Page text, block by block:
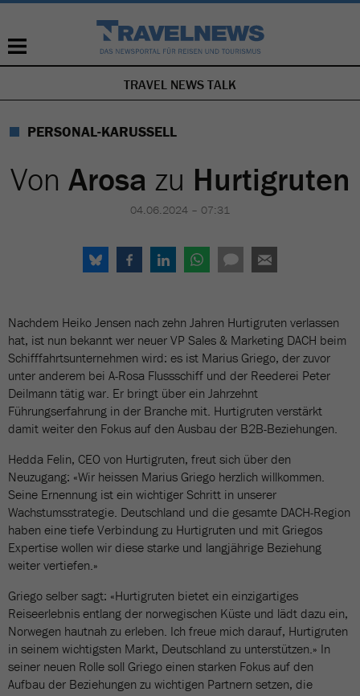
NAVIGATION
ÜBERSPRINGEN
TRAVEL NEWS TALK
PERSONAL-KARUSSELL
Von Arosa zu Hurtigruten
04.06.2024 – 07:31
Nachdem Heiko Jensen nach zehn Jahren Hurtigruten verlassen
hat, ist nun bekannt wer neuer VP Sales & Marketing DACH beim
Schifffahrtsunternehmen wird: es ist Marius Griego, der zuvor
unter anderem bei A-Rosa Flussschiff und der Reederei Peter
Deilmann tätig war. Er bringt über ein Jahrzehnt
Führungserfahrung in der Branche mit. Hurtigruten verstärkt
damit weiter den Fokus auf den Ausbau der B2B-Beziehungen.
Hedda Felin, CEO von Hurtigruten, freut sich über den
Neuzugang: «Wir heissen Marius Griego herzlich willkommen.
Seine Ernennung ist ein wichtiger Schritt in unserer
Wachstumsstrategie. Deutschland und die gesamte DACH-Region
haben eine tiefe Verbindung zu Hurtigruten und mit Griegos
Expertise wollen wir diese starke und langjährige Beziehung
weiter vertiefen.»
Griego selber sagt: «Hurtigruten bietet ein einzigartiges
Reiseerlebnis entlang der norwegischen Küste und lädt dazu ein,
Norwegen hautnah zu erleben. Ich freue mich darauf, Hurtigruten
in seinem wichtigsten Markt, Deutschland zu unterstützen.» In
seiner neuen Rolle soll Griego einen starken Fokus auf den
Aufbau der Beziehungen zu wichtigen Partnern setzen, die